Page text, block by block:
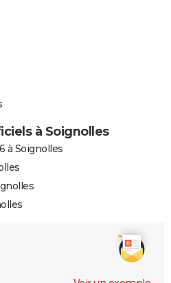
à Soignolles
à Soignolles